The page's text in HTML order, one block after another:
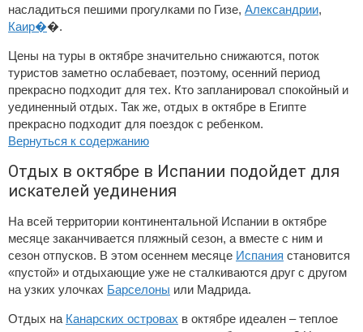
насладиться пешими прогулками по Гизе, Александрии,
Каир��.
Цены на туры в октябре значительно снижаются, поток
туристов заметно ослабевает, поэтому, осенний период
прекрасно подходит для тех. Кто запланировал спокойный и
уединенный отдых. Так же, отдых в октябре в Египте
прекрасно подходит для поездок с ребенком.
Вернуться к содержанию
Отдых в октябре в Испании подойдет для
искателей уединения
На всей территории континентальной Испании в октябре
месяце заканчивается пляжный сезон, а вместе с ним и
сезон отпусков. В этом осеннем месяце Испания становится
«пустой» и отдыхающие уже не сталкиваются друг с другом
на узких улочках Барселоны или Мадрида.
Отдых на Канарских островах в октябре идеален – теплое